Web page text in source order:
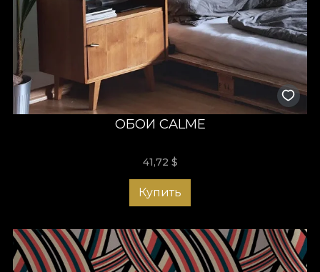
ОБОИ CALME
41,72 $
Купить